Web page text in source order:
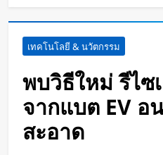
Center ลอย
ทะเลผลิตไฟ
ระบายความร้
1 ชั่วโมง Ago
จีนเปิดตัว
โมงค์ไฮบริด
แรกของโลก
3 ชั่วโมง Ago
Google
เทคโนโลยี & นวัตกรรม
พบวิธีใหม่ รีไซ
จากแบต EV อ
สะอาด